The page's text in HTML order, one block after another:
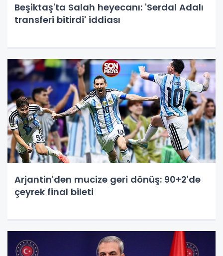
Beşiktaş'ta Salah heyecanı: 'Serdal Adalı
transferi bitirdi' iddiası
Arjantin'den mucize geri dönüş: 90+2'de
çeyrek final bileti